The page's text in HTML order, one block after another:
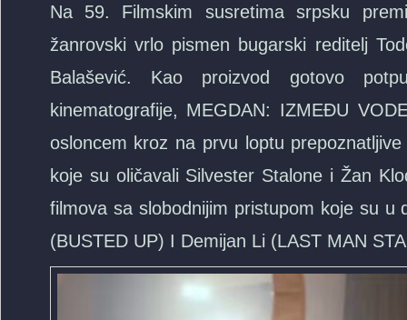
Na 59. Filmskim susretima srpsku
žanrovski vrlo pismen bugarski reditelj
Balašević. Kao proizvod gotovo
kinematografije, MEGDAN: IZMEĐU
osloncem kroz na prvu loptu
koje su oličavali Silvester Stalone i Žan
filmova sa slobodnijim pristupom koje su u
(BUSTED UP) I Demijan Li (LAST MAN